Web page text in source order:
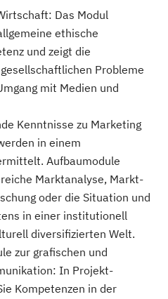
Das Modul
ethische
und zeigt die
Probleme
mit Medien und
Kenntnisse zu Marketing
in einem
Aufbaumodule
Marktanalyse, Markt-
oder die Situation und
in einer institutionell
diversifizierten Welt.
zur grafischen und
In Projekt-
Kompetenzen in der